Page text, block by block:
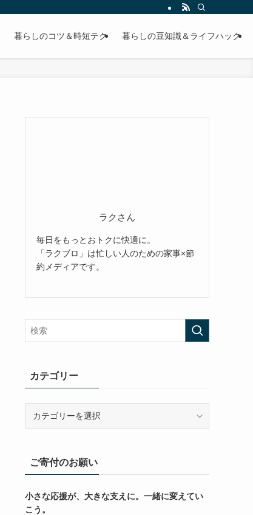
暮らしのコツ＆時短テク 暮らしの豆知識＆ライフハック
ラクさん
毎日をもっとおトクに快適に。
「ラクブロ」は忙しい人のための家事×節
約メディアです。
カテゴリー
ーご寄付のお願い
小さな応援が、大きな支えに。一緒に変えてい
こう。